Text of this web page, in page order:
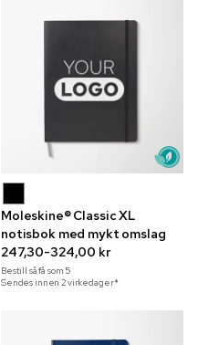
Moleskine® Classic XL
notisbok med mykt omslag
247,30-324,00 kr
Bestill så få som 5
Sendes innen 2 virkedager*